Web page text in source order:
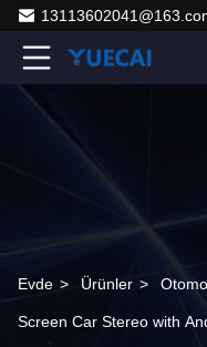
Evde > Ürünler >
Screen Car Stereo with